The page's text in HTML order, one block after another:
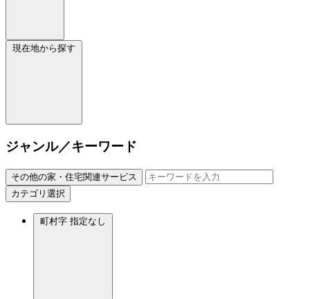
現在地から探す
ジャンル／キーワード
その他の家・住宅関連サービス
カテゴリ選択
町村字 指定なし